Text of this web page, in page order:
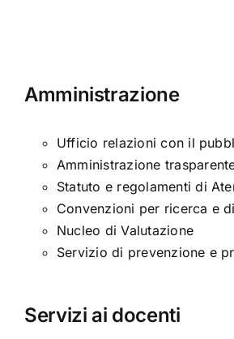
Amministrazione
Ufficio relazioni con il
Amministrazione
Statuto e regolamenti di
Convenzioni per ricerca e
Nucleo di Valutazione
Servizio di prevenzione e
Servizi ai docenti